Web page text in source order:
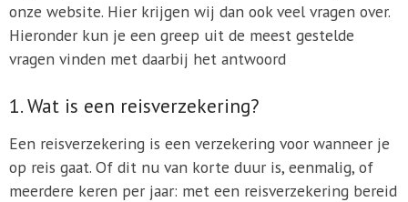
onze website. Hier krijgen wij dan ook veel vragen over.
Hieronder kun je een greep uit de meest gestelde
vragen vinden met daarbij het antwoord
1. Wat is een reisverzekering?
Een reisverzekering is een verzekering voor wanneer je
op reis gaat. Of dit nu van korte duur is, eenmalig, of
meerdere keren per jaar: met een reisverzekering bereid